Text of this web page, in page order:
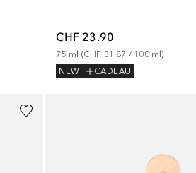
CHF 23.90
75 ml (CHF 31.87 / 100 ml)
NEW
CADEAU